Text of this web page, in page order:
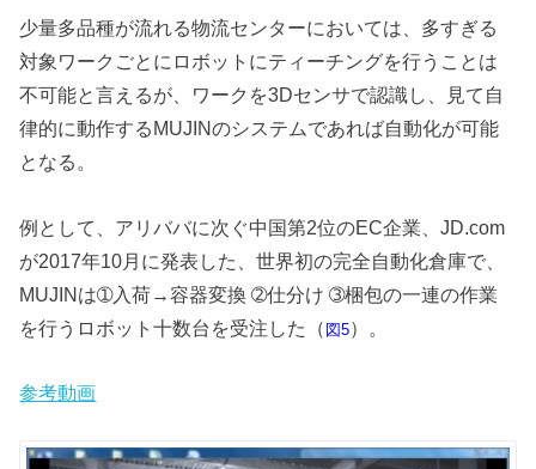
少量多品種が流れる物流センターにおいては、多すぎる
対象ワークごとにロボットにティーチングを行うことは
不可能と言えるが、ワークを3Dセンサで認識し、見て自
律的に動作するMUJINのシステムであれば自動化が可能
となる。
例として、アリババに次ぐ中国第2位のEC企業、JD.com
が2017年10月に発表した、世界初の完全自動化倉庫で、
MUJINは➀入荷→容器変換 ➁仕分け ➂梱包の一連の作業
を行うロボット十数台を受注した（ 図5）。
参考動画